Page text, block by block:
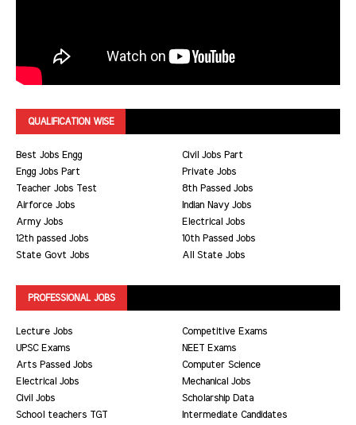
QUALIFICATION WISE
Best Jobs Engg
Civil Jobs Part
Engg Jobs Part
Private Jobs
Teacher Jobs Test
8th Passed Jobs
Airforce Jobs
Indian Navy Jobs
Army Jobs
Electrical Jobs
12th passed Jobs
10th Passed Jobs
State Govt Jobs
All State Jobs
PROFESSIONAL JOBS
Lecture Jobs
Competitive Exams
UPSC Exams
NEET Exams
Arts Passed Jobs
Computer Science
Electrical Jobs
Mechanical Jobs
Civil Jobs
Scholarship Data
School teachers TGT
Intermediate Candidates